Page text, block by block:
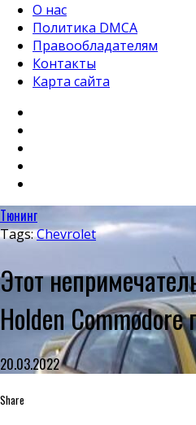
О нас
Политика DMCA
Правообладателям
Контакты
Карта сайта
Тюнинг
Tags:Chevrolet
Этот
Holden
20.03.2022
Share